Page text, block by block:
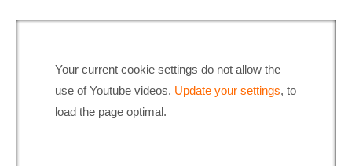
Your current cookie settings do not allow the
use of Youtube videos. Update your settings, to
load the page optimal.